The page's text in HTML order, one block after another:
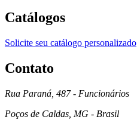
Catálogos
Solicite seu catálogo personalizado
Contato
Rua Paraná, 487 - Funcionários
Poços de Caldas, MG - Brasil